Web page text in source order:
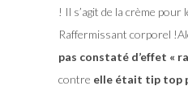
! Il s’agit de la crème pour
Raffermissant corporel
pas constaté d’effet «
contre elle était tip top